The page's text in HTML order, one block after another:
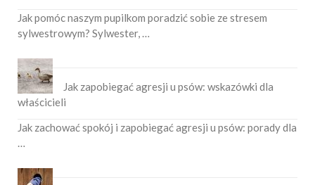
Jak pomóc naszym pupilkom poradzić sobie ze stresem
sylwestrowym? Sylwester, …
Jak zapobiegać agresji u psów: wskazówki dla
właścicieli
Jak zachować spokój i zapobiegać agresji u psów: porady dla
…